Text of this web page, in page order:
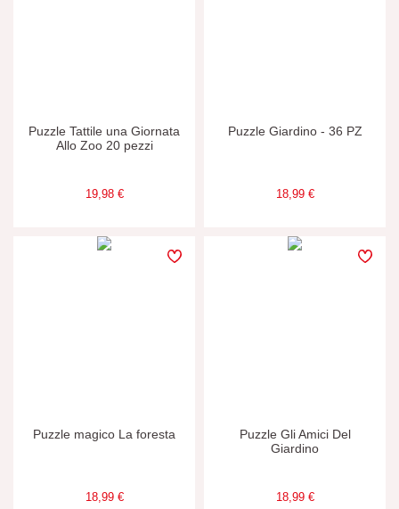
Puzzle Tattile una Giornata
Allo Zoo 20 pezzi
19,98 €
Puzzle Giardino - 36 PZ
18,99 €
Puzzle magico La foresta
18,99 €
Puzzle Gli Amici Del
Giardino
18,99 €